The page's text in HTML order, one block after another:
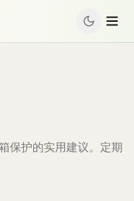
保护的实用建议。定期